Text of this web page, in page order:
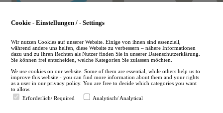
Cookie - Einstellungen / - Settings
Wir nutzen Cookies auf unserer Website. Einige von ihnen sind essenziell,
während andere uns helfen, diese Website zu verbessern – nähere Informationen
dazu und zu Ihren Rechten als Nutzer finden Sie in unserer Datenschutzerklärung.
Sie können frei entscheiden, welche Kategorien Sie zulassen möchten.
We use cookies on our website. Some of them are essential, while others help us to
improve this website - you can find more information about them and your rights
as a user in our privacy policy. You are free to decide which categories you want
to allow.
Erforderlich/ Required
Analytisch/ Analytical